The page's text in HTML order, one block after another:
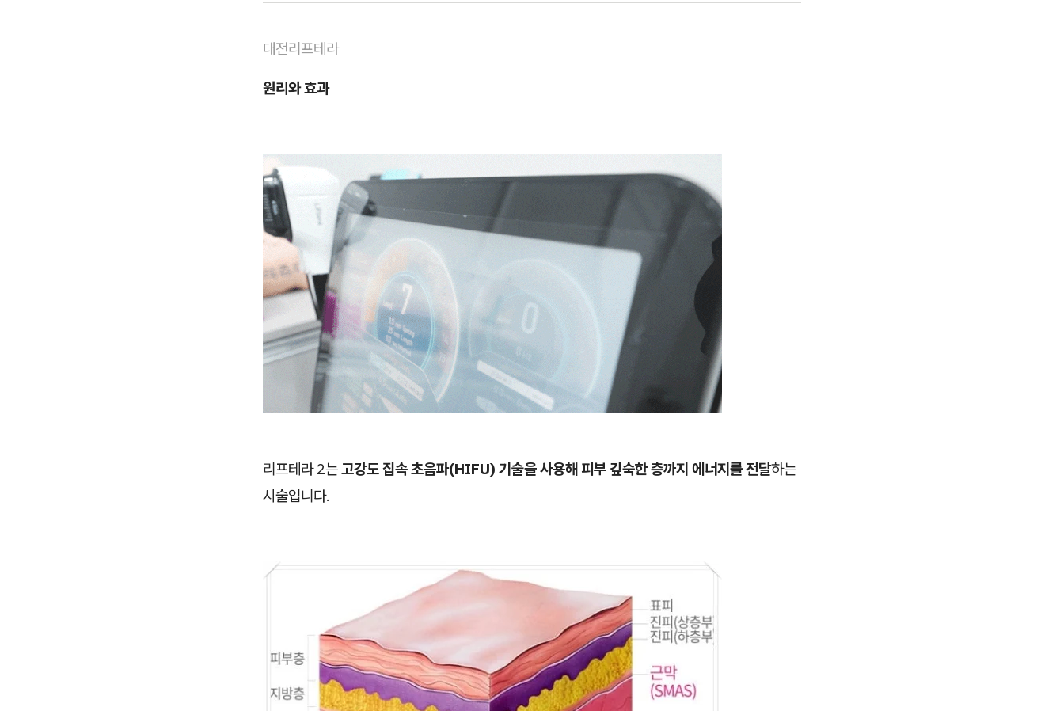
대전리프테라
원리와 효과
리프테라 2는고강도 집속 초음파(HIFU) 기술을 사용해 피부 깊숙한 층까지 에너지를 전달하는
시술입니다.